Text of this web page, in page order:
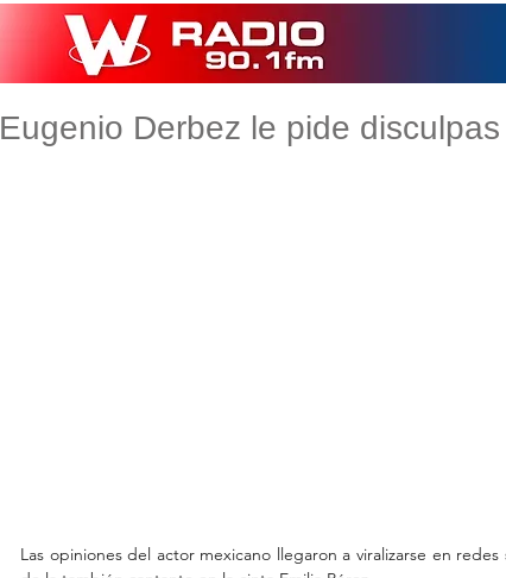
Eugenio Derbez le pide
Las opiniones del actor mexicano llegaron a viralizarse en redes